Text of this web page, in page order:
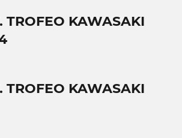
TROFEO KAWASAKI
TROFEO KAWASAKI